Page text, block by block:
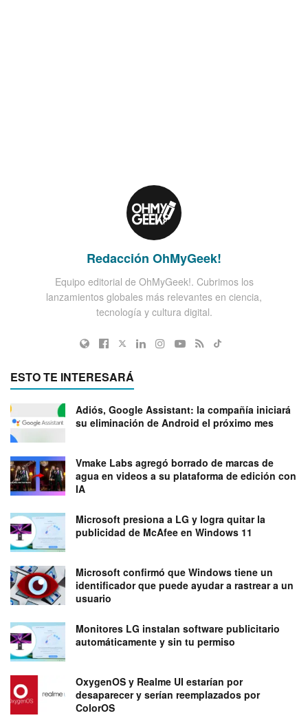
Redacción OhMyGeek!
Equipo editorial de OhMyGeek!. Cubrimos los
lanzamientos globales más relevantes en ciencia,
tecnología y cultura digital.
ESTO TE INTERESARÁ
Adiós, Google Assistant: la compañía iniciará
su eliminación de Android el próximo mes
Vmake Labs agregó borrado de marcas de
agua en videos a su plataforma de edición con
IA
Microsoft presiona a LG y logra quitar la
publicidad de McAfee en Windows 11
Microsoft confirmó que Windows tiene un
identificador que puede ayudar a rastrear a un
usuario
Monitores LG instalan software publicitario
automáticamente y sin tu permiso
OxygenOS y Realme UI estarían por
desaparecer y serían reemplazados por
ColorOS